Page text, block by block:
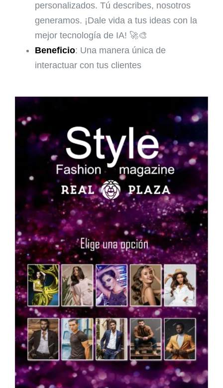
Contacto
personalizados. Tú describes, nosotros
generamos. ¡Dale vida a tus ideas con la
mejor tecnología de IA! 🚀🎨
Beneficio: Una manera única de
interactuar con tus clientes